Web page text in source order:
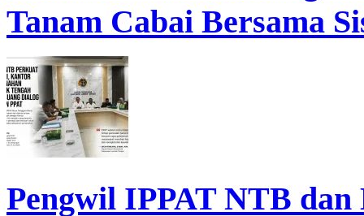
Pemkab Lombok
Tanam Cabai Bersama